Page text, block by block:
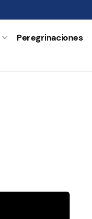
Peregrinaciones